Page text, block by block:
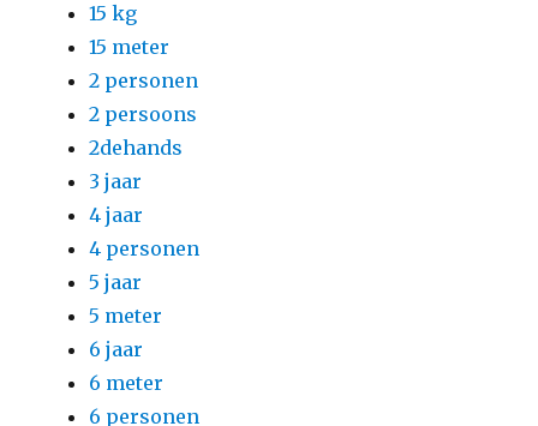
15 kg
15 meter
2 personen
2 persoons
2dehands
3 jaar
4 jaar
4 personen
5 jaar
5 meter
6 jaar
6 meter
6 personen